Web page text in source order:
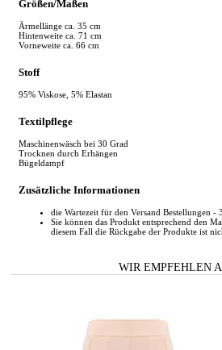
Größen/Maßen
Ärmellänge ca. 35 cm
Hintenweite ca. 71 cm
Vorneweite ca. 66 cm
Stoff
95% Viskose, 5% Elastan
Textilpflege
Maschinenwäsch bei 30 Grad
Trocknen durch Erhängen
Bügeldampf
Zusätzliche Informationen
die Wartezeit für den Versand Bestellungen -
Sie können das Produkt entsprechend den
diesem Fall die Rückgabe der Produkte ist
WIR EMPFEHLEN